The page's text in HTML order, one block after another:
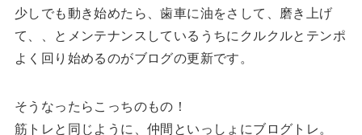
少しでも動き始めたら、歯車に油をさして、磨き上げ
て、、とメンテナンスしているうちにクルクルとテンポ
よく回り始めるのがブログの更新です。
そうなったらこっちのもの！
筋トレと同じように、仲間といっしょにブログトレ。